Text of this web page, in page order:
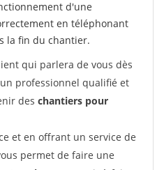
d'une
en téléphonant
la fin du chantier.
qui parlera de vous dès
professionnel qualifié et
des chantiers pour
et en offrant un service de
permet de faire une